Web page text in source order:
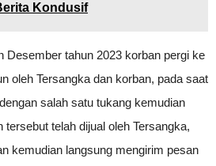
Kondusif
Desember tahun 2023 korban pergi ke
oleh Tersangka dan korban, pada saat
salah satu tukang kemudian
telah dijual oleh Tersangka,
kemudian langsung mengirim pesan